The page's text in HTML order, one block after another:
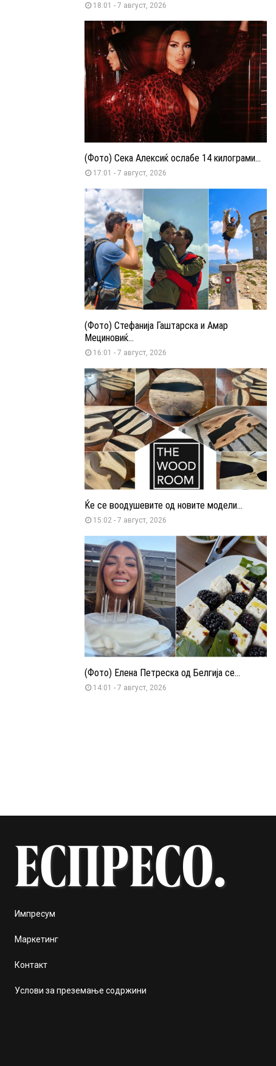
18:01 - 7 август, 2026
(Фото) Сека Алексиќ ослабе 14 килограми...
17:01 - 7 август, 2026
(Фото) Стефанија Гаштарска и Амар
Мециновиќ...
16:01 - 7 август, 2026
Ќе се воодушевите од новите модели...
15:02 - 7 август, 2026
(Фото) Елена Петреска од Белгија се...
14:01 - 7 август, 2026
Импресум
Маркетинг
Контакт
Услови за преземање содржини